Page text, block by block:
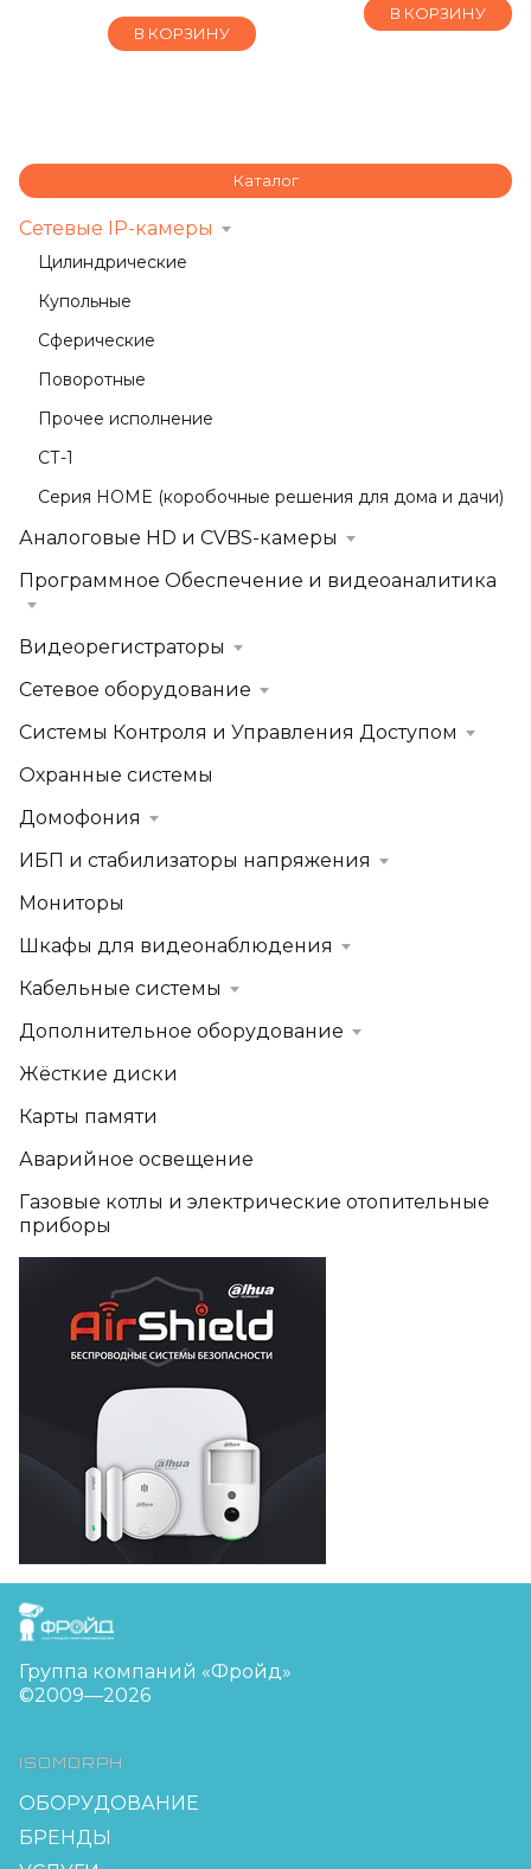
В КОРЗИНУ
В КОРЗИНУ
Каталог
Сетевые IP-камеры
Цилиндрические
Купольные
Сферические
Поворотные
Прочее исполнение
СТ-1
Серия HOME (коробочные решения для дома и дачи)
Аналоговые HD и CVBS-камеры
Программное Обеспечение и видеоаналитика
Видеорегистраторы
Сетевое оборудование
Системы Контроля и Управления Доступом
Охранные системы
Домофония
ИБП и стабилизаторы напряжения
Мониторы
Шкафы для видеонаблюдения
Кабельные системы
Дополнительное оборудование
Жёсткие диски
Карты памяти
Аварийное освещение
Газовые котлы и электрические отопительные
приборы
FreudGroup
Группа компаний «Фройд»
©2009—2026
ISOMORPH
ОБОРУДОВАНИЕ
БРЕНДЫ